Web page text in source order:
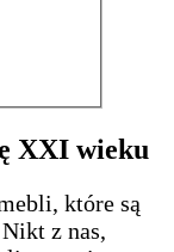
XXI wieku
które są
z nas,